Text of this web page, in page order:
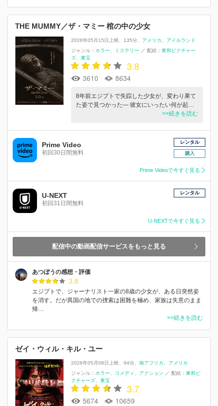
THE MUMMY／ザ・マミー 棺の中の少女
2026年05月15日上映 135分 アメリカ
アイルランド
ジャンル： ホラー ミステリー ／ 配給： 東和ピクチャー
ズ
東宝
3.8
3610 8634
8年前エジプトで失踪した少女が、変わり果て
た姿で見つかった― 彼女にいったい何が起…
>>続きを読む
Prime Video
初回30日間無料
レンタル
購入
Prime Videoで今すぐ見る
U-NEXT
初回31日間無料
レンタル
U-NEXTで今すぐ見る
配信中の動画配信サービスをもっと見る
あつぼうの感想・評価
3.8
エジプトで、ジャーナリスト一家の8歳の少女が、ある日突然姿
を消す。だが異国の地での捜索は困難を極め、家族は失意のまま
帰…
>>続きを読む
ゼイ・ウィル・キル・ユー
2026年05月08日上映 94分 南アフリカ
アメリカ
ジャンル： ホラー コメディ アクション ／ 配給： 東和ピ
クチャーズ
東宝
3.7
5674 10659